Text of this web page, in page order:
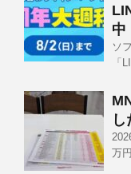
中
ソ
「
万